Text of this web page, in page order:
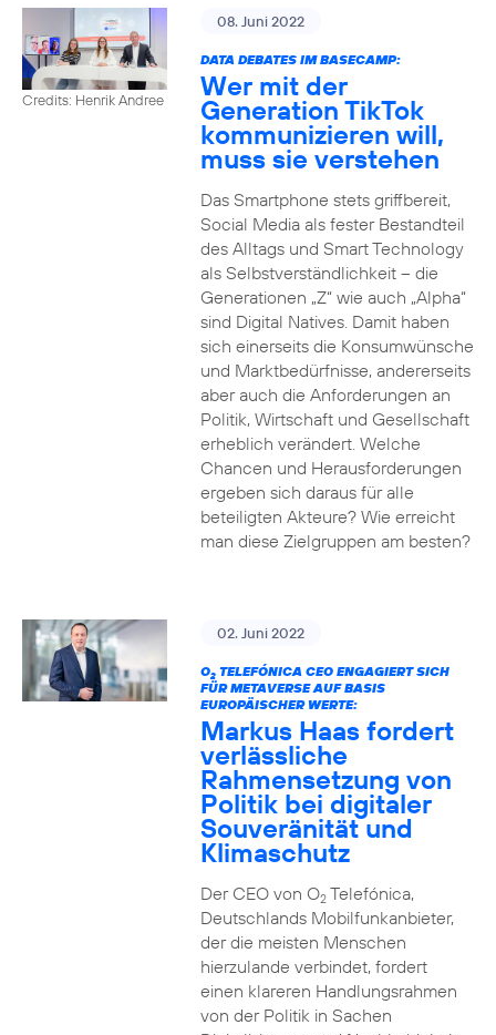
Credits: Henrik Andree
08. Juni 2022
DATA DEBATES IM BASECAMP:
Wer mit der
Generation TikTok
kommunizieren will,
muss sie verstehen
Das Smartphone stets griffbereit,
Social Media als fester Bestandteil
des Alltags und Smart Technology
als Selbstverständlichkeit – die
Generationen „Z“ wie auch „Alpha“
sind Digital Natives. Damit haben
sich einerseits die Konsumwünsche
und Marktbedürfnisse, andererseits
aber auch die Anforderungen an
Politik, Wirtschaft und Gesellschaft
erheblich verändert. Welche
Chancen und Herausforderungen
ergeben sich daraus für alle
beteiligten Akteure? Wie erreicht
man diese Zielgruppen am besten?
02. Juni 2022
O2TELEFÓNICA CEO ENGAGIERT SICH
FÜR METAVERSE AUF BASIS
EUROPÄISCHER WERTE:
Markus Haas fordert
verlässliche
Rahmensetzung von
Politik bei digitaler
Souveränität und
Klimaschutz
Der CEO von O2Telefónica,
Deutschlands Mobilfunkanbieter,
der die meisten Menschen
hierzulande verbindet, fordert
einen klareren Handlungsrahmen
von der Politik in Sachen